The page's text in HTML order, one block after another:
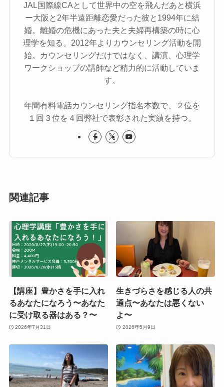
JAL国際線CAとして世界中の空を飛んだあと横浜
ー大阪と2年半遠距離恋愛だった彼と1994年に結
婚。離婚の危機にあった夫と夫婦再構築の時に心
理学を知る。2012年よりカウンセリング活動を開
始。カウンセリングだけではなく、講演、心理学
ワークショップの講師など精力的に活動していま
す。
年間有料電話カウンセリング指名本数で、２位を
１回３位を４回弊社で表彰された実績を持つ。
関連記事
【講座】豊かさを手に入れ
るあなたになろう〜あなた
に受け取る器はある？〜
2026年7月31日
生きづらさを感じる人の共
通点〜あなたは悪くない
よ〜
2026年5月9日